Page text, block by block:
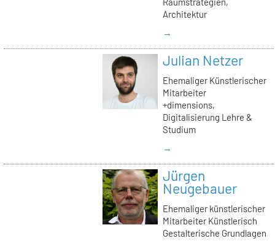
Architektur
→
Julian Netzer
Ehemaliger Künstlerischer
Mitarbeiter
+dimensions,
Digitalisierung Lehre &
Studium
→
Jürgen
Neugebauer
Ehemaliger künstlerischer
Mitarbeiter Künstlerisch
Gestalterische Grundlagen